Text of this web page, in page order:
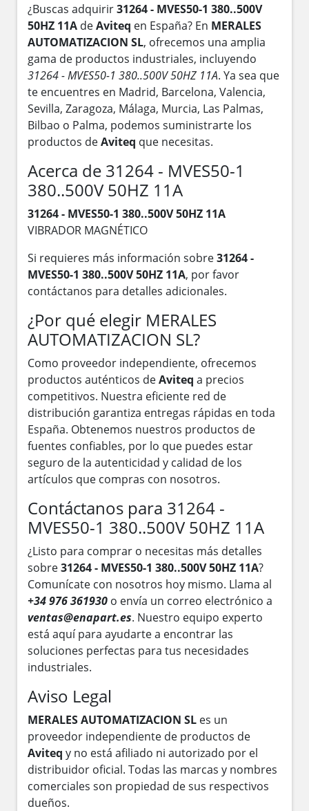
¿Buscas adquirir31264 - MVES50-1 380..500V
50HZ 11A deAviteq en España? En MERALES
AUTOMATIZACION SL, ofrecemos una amplia
gama de productos industriales, incluyendo
31264 - MVES50-1 380..500V 50HZ 11A. Ya sea que
te encuentres en Madrid, Barcelona, Valencia,
Sevilla, Zaragoza, Málaga, Murcia, Las Palmas,
Bilbao o Palma, podemos suministrarte los
productos deAviteq que necesitas.
Acerca de 31264 - MVES50-1
380..500V 50HZ 11A
31264 - MVES50-1 380..500V 50HZ 11A
VIBRADOR MAGNÉTICO
Si requieres más información sobre31264 -
MVES50-1 380..500V 50HZ 11A, por favor
contáctanos para detalles adicionales.
¿Por qué elegir MERALES
AUTOMATIZACION SL?
Como proveedor independiente, ofrecemos
productos auténticos deAviteq a precios
competitivos. Nuestra eficiente red de
distribución garantiza entregas rápidas en toda
España. Obtenemos nuestros productos de
fuentes confiables, por lo que puedes estar
seguro de la autenticidad y calidad de los
artículos que compras con nosotros.
Contáctanos para 31264 -
MVES50-1 380..500V 50HZ 11A
¿Listo para comprar o necesitas más detalles
sobre31264 - MVES50-1 380..500V 50HZ 11A?
Comunícate con nosotros hoy mismo. Llama al
+34 976 361930 o envía un correo electrónico a
ventas@enapart.es. Nuestro equipo experto
está aquí para ayudarte a encontrar las
soluciones perfectas para tus necesidades
industriales.
Aviso Legal
MERALES AUTOMATIZACION SL es un
proveedor independiente de productos de
Aviteq y no está afiliado ni autorizado por el
distribuidor oficial. Todas las marcas y nombres
comerciales son propiedad de sus respectivos
dueños.